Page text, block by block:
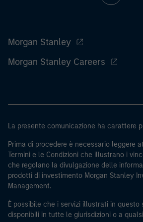
Morgan Stanley
Morgan Stanley Careers
La presente comunicazione ha carattere
Prima di procedere è necessario leggere
Termini e le Condizioni che illustrano i
che regolano la divulgazione delle
prodotti di investimento Morgan Stanley
Management.
È possibile che i servizi illustrati in questo
disponibili in tutte le giurisdizioni o a